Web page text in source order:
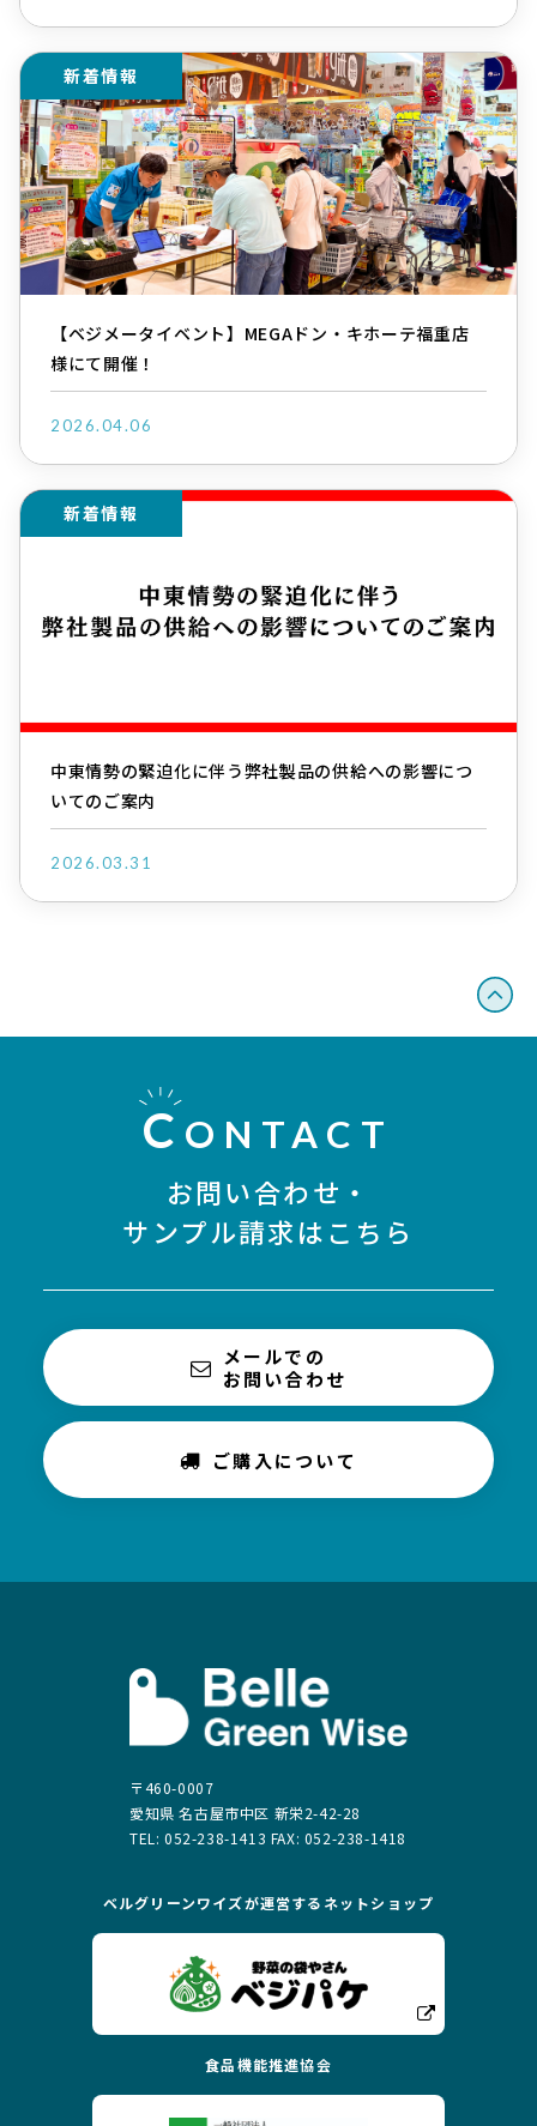
新着情報
【ベジメータイベント】MEGAドン・キホーテ福重店
様にて開催！
2026.04.06
新着情報
中東情勢の緊迫化に伴う弊社製品の供給への影響につ
いてのご案内
2026.03.31
C ONTACT
お問い合わせ・
サンプル請求はこちら
メールでの
お問い合わせ
ご購入について
〒460-0007
愛知県 名古屋市中区 新栄2-42-28
TEL: 052-238-1413 FAX: 052-238-1418
ベルグリーンワイズが運営する ネットショップ
食品機能推進協会